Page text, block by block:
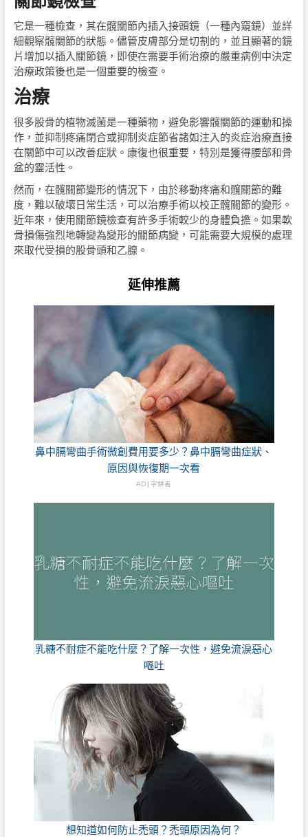
它是一種檢查，其在髖關節內插入接頭鏡（一種內窺鏡）並詳
細觀察髖關節的狀態。儘管皮膚部分是切割的，並且顯著的鏡
片增加以插入關節鏡，即使在需要手術治療的嚴重病例中決定
治療政策後也是一個重要的檢查。
治療
很多股骨的植物滅菌是一種藥物，避免影響髖關節的運動和操
作，並抑制疼痛閉合或抑制炎症節省諸如注入的炎症治療直接
在關節中可以改善症狀。康復也很重要，特別是獲得腰部和骨
盆的靈活性。
然而，在髖關節變形的情況下，由於移動疼痛和髖關節的難
度，難以破壞日常生活，可以治療手術以校正髖關節的變形。
近年來，使用關節鏡檢查有許多手術較少的身體負擔。如果軟
骨損傷強烈地轉變為變形的關節病變，可能需要大規模的處理
來取代受損的股骨頭和乙腺。
延伸推薦
鼻中膈彎曲手術微創費用要多少？鼻中膈彎曲症狀、
原因與恢復期一次看
AD | 字耕者
乳糖不耐症不能吃什麼？了解一次性，避免流淚惡心
嘔吐
想知道如何防止禿頭？禿頭原因為何？